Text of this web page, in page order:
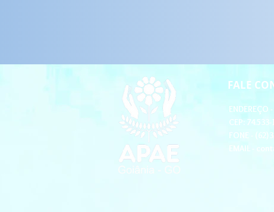
FALE
ENDEREÇO
CEP:
FONE -
EMAIL -